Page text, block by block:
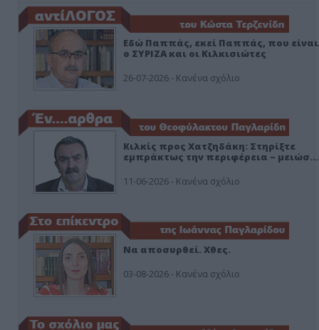
Εδώ Παππάς, εκεί Παππάς, που είναι
ο ΣΥΡΙΖΑ και οι Κιλκισιώτες
26-07-2026 - Κανένα σχόλιο
Κιλκίς προς Χατζηδάκη: Στηρίξτε
εμπράκτως την περιφέρεια – μειώσ…
11-06-2026 - Κανένα σχόλιο
Να αποσυρθεί. Χθες.
03-08-2026 - Κανένα σχόλιο